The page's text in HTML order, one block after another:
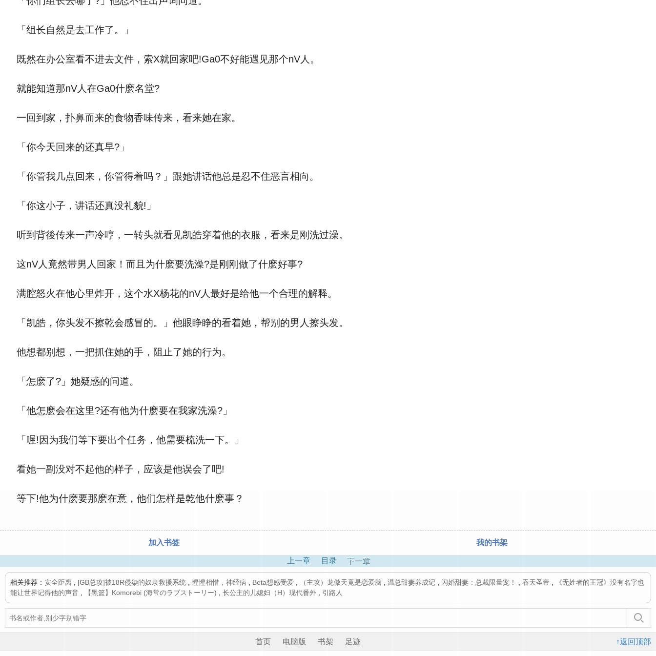
「组长自然是去工作了。」
既然在办公室看不进去文件，索X就回家吧!Ga0不好能遇见那个nV人。
就能知道那nV人在Ga0什麽名堂?
一回到家，扑鼻而来的食物香味传来，看来她在家。
「你今天回来的还真早?」
「你管我几点回来，你管得着吗？」跟她讲话他总是忍不住恶言相向。
「你这小子，讲话还真没礼貌!」
听到背後传来一声冷哼，一转头就看见凯皓穿着他的衣服，看来是刚洗过澡。
这nV人竟然带男人回家！而且为什麽要洗澡?是刚刚做了什麽好事?
满腔怒火在他心里炸开，这个水X杨花的nV人最好是给他一个合理的解释。
「凯皓，你头发不擦乾会感冒的。」他眼睁睁的看着她，帮别的男人擦头发。
他想都别想，一把抓住她的手，阻止了她的行为。
「怎麽了?」她疑惑的问道。
「他怎麽会在这里?还有他为什麽要在我家洗澡?」
「喔!因为我们等下要出个任务，他需要梳洗一下。」
看她一副没对不起他的样子，应该是他误会了吧!
等下!他为什麽要那麽在意，他们怎样是乾他什麽事？
加入书签 我的书架
上一章 目录 下一章
相关推荐： 安全距离 [GB总攻]被18R侵染的奴隶救援系统 ,惺惺相惜，神经病 Beta想感受爱 （主攻）龙傲天竟是恋爱脑 温总甜妻养成记 闪婚甜妻：总裁限量宠！ 吞天圣帝
《无姓者的王冠》没有名字也
能让世界记得他的声音
【黑篮】Komorebi (海常のラブストーリー) 长公主的儿媳妇（H）现代番外 引路人
↑返回顶部
首页 电脑版 书架 足迹